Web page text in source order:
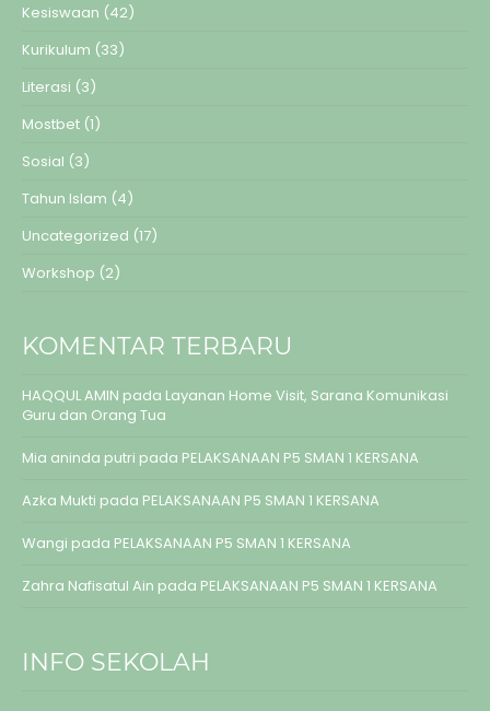
Kesiswaan (42)
Kurikulum (33)
Literasi (3)
Mostbet (1)
Sosial (3)
Tahun Islam (4)
Uncategorized (17)
Workshop (2)
KOMENTAR TERBARU
HAQQUL AMIN pada Layanan Home Visit, Sarana Komunikasi
Guru dan Orang Tua
Mia aninda putri pada PELAKSANAAN P5 SMAN 1 KERSANA
Azka Mukti pada PELAKSANAAN P5 SMAN 1 KERSANA
Wangi pada PELAKSANAAN P5 SMAN 1 KERSANA
Zahra Nafisatul Ain pada PELAKSANAAN P5 SMAN 1 KERSANA
INFO SEKOLAH